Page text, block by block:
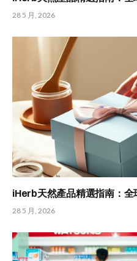
28 5 月, 2026
iHerb天然產品精選指南：全
28 5 月, 2026